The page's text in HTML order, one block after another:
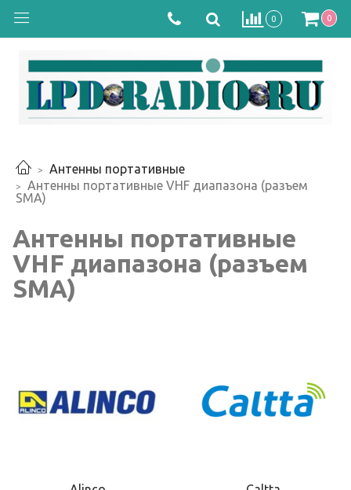
0 0
Антенны портативные
Антенны портативные VHF диапазона (разъем
SMA)
Антенны портативные
VHF диапазона (разъем
SMA)